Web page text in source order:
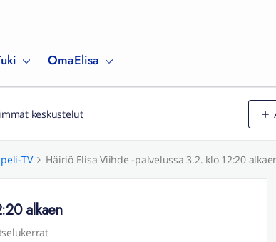
OmaElisa
keskustelut
TV Häiriö Elisa Viihde -palvelussa 3.2. klo 12:20
alkaen